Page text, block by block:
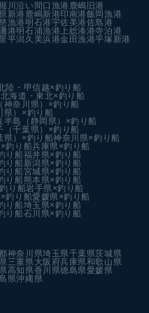
川沿い 間口漁港 鹿嶋旧港
新港 鹿嶋新港印南港飯岡漁港
漁港 明石港宇佐美港佐島港
港明石浦漁港 上総湊港寺泊港
平潟久美浜港金田漁港平塚新港
陸・甲信越×釣り船
北海道・東北×釣り船
神奈川県）×釣り船
県）×釣り船
半島（静岡県）×釣り船
（千葉県）×釣り船
県）×釣り船神奈川県×釣り船
釣り船兵庫県×釣り船
り船福井県×釣り船
り船 新潟県×釣り船
り船宮城県×釣り船
り船 熊本県×釣り船
り船岩手県×釣り船
釣り船愛媛県×釣り船
り船埼玉県×釣り船
り船石川県×釣り船
神奈川県埼玉県千葉県茨城県
三重県大阪府兵庫県和歌山県
高知県香川県徳島県愛媛県
県沖縄県